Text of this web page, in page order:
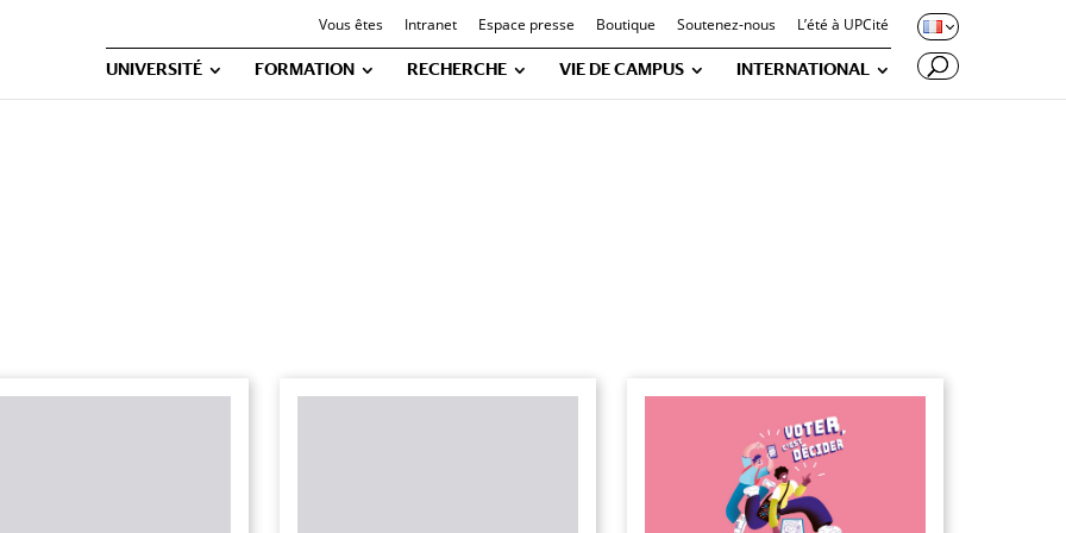
Vous êtes Intranet Espace presse Boutique Soutenez-nous L’été à UPCité
UNIVERSITÉ FORMATION RECHERCHE VIE DE CAMPUS INTERNATIONAL